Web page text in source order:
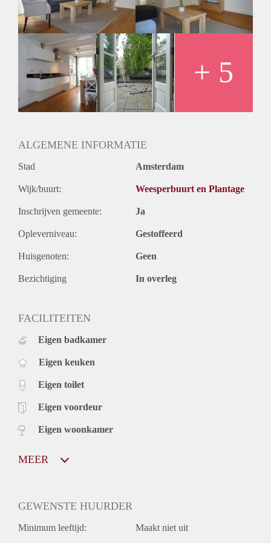
+ 5
ALGEMENE INFORMATIE
Stad Amsterdam
Wijk/buurt: Weesperbuurt en Plantage
Inschrijven gemeente: Ja
Opleverniveau: Gestoffeerd
Huisgenoten: Geen
Bezichtiging In overleg
FACILITEITEN
Eigen badkamer
Eigen keuken
Eigen toilet
Eigen voordeur
Eigen woonkamer
MEER
GEWENSTE HUURDER
Minimum leeftijd: Maakt niet uit